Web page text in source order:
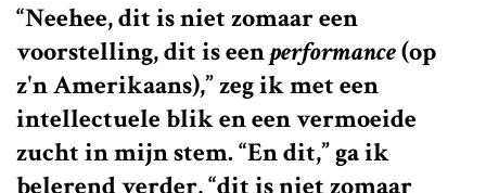
“Neehee, dit is niet zomaar een
voorstelling, dit is eenperformance(op
z'n Amerikaans),” zeg ik met een
intellectuele blik en een vermoeide
zucht in mijn stem. “En dit,” ga ik
belerend verder, “dit is niet zomaar